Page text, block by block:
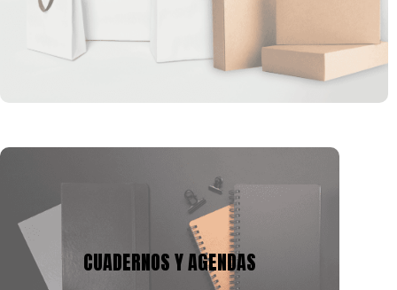
formas, que se pueden ajustar a la imagen corporativa de tu
CUADERNOS Y AGENDAS
CUADERNOS Y AGENDAS
Tenemos mas de 10 años en la fabricación de
cuadernos y agendas, podemos adecuarnos a tu
presupuesto y a la necesidad, con gran variedad de